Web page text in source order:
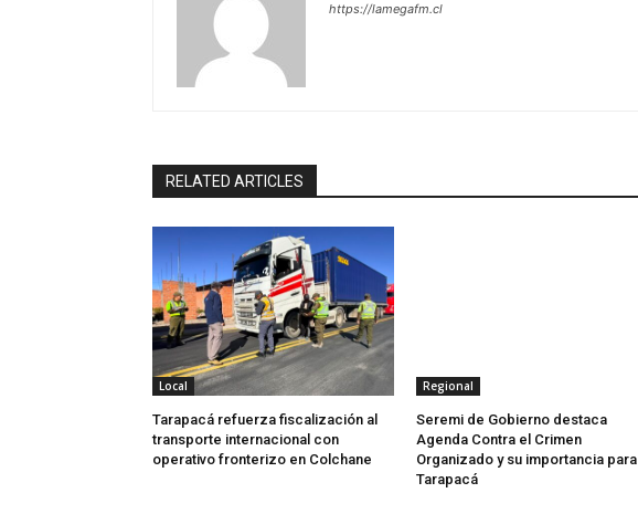
https://lamegafm.cl
RELATED ARTICLES
Local
Tarapacá refuerza fiscalización al
transporte internacional con
operativo fronterizo en Colchane
Regional
Seremi de Gobierno destaca
Agenda Contra el Crimen
Organizado y su importancia para
Tarapacá